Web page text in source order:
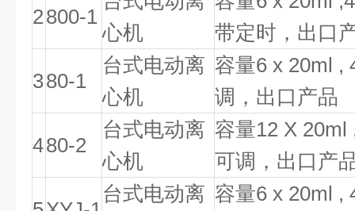
2800-1
心机
带定时，出口
380-1
台式电动离
心机
容量6 x 20ml ,
调，出口产品
480-2
台式电动离
心机
容量12 X
可调，出口产
台式电动离 容量6 x 20ml ,